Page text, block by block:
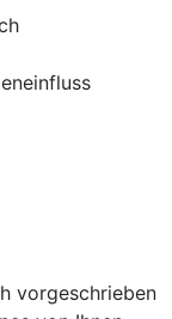
vorgeschrieben